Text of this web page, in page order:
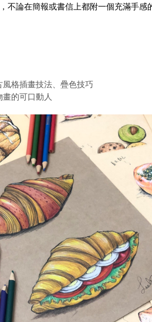
不論在簡報或書信上都附一個充滿手感
格插畫技法、疊色技巧
的可口動人